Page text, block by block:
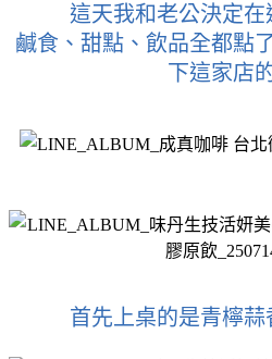
這天我和老公決定
鹹食、甜點、飲品全都點
下這家店
首先上桌的是青檸